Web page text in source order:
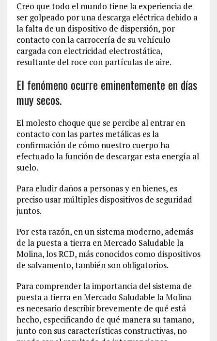
Creo que todo el mundo tiene la experiencia de
ser golpeado por una descarga eléctrica debido a
la falta de un dispositivo de dispersión, por
contacto con la carrocería de su vehículo
cargada con electricidad electrostática,
resultante del roce con partículas de aire.
El fenómeno ocurre eminentemente en días
muy secos.
El molesto choque que se percibe al entrar en
contacto con las partes metálicas es la
confirmación de cómo nuestro cuerpo ha
efectuado la función de descargar esta energía al
suelo.
Para eludir daños a personas y en bienes, es
preciso usar múltiples dispositivos de seguridad
juntos.
Por esta razón, en un sistema moderno, además
de la puesta a tierra en Mercado Saludable la
Molina, los RCD, más conocidos como dispositivos
de salvamento, también son obligatorios.
Para comprender la importancia del sistema de
puesta a tierra en Mercado Saludable la Molina
es necesario describir brevemente de qué está
hecho, especificando de qué manera su tamaño,
junto con sus características constructivas, no